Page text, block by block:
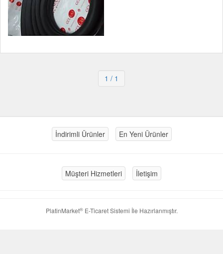
1 / 1
İndirimli Ürünler En Yeni Ürünler
Müşteri Hizmetleri İletişim
PlatinMarket®E-Ticaret Sistemi İle Hazırlanmıştır.